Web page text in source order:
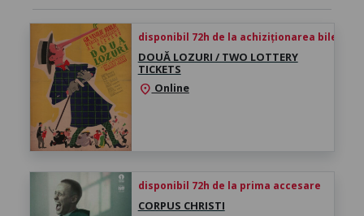
disponibil 72h de la achiziționarea biletului
DOUĂ LOZURI / TWO LOTTERY
TICKETS
location_on Online
disponibil 72h de la prima accesare
CORPUS CHRISTI